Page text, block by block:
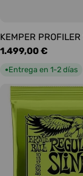
KEMPER
Precio
habitual
1.499,00 €
●Entrega en 1-2 días